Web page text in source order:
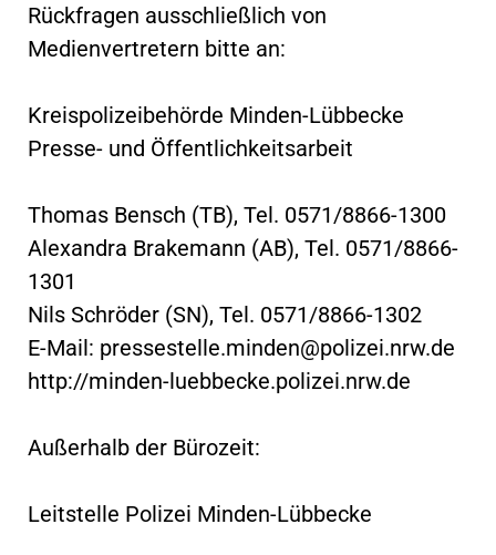
Rückfragen ausschließlich von
Medienvertretern bitte an:
Kreispolizeibehörde Minden-Lübbecke
Presse- und Öffentlichkeitsarbeit
Thomas Bensch (TB), Tel. 0571/8866-1300
Alexandra Brakemann (AB), Tel. 0571/8866-
1301
Nils Schröder (SN), Tel. 0571/8866-1302
E-Mail: pressestelle.minden@polizei.nrw.de
http://minden-luebbecke.polizei.nrw.de
Außerhalb der Bürozeit:
Leitstelle Polizei Minden-Lübbecke